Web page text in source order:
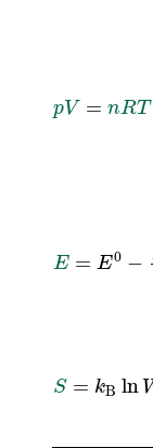
pV = nRT
pV= RT
E = E0 −
E= 0-RT
S = kB ln
S= Bln W